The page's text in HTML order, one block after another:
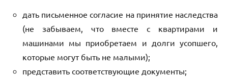
дать письменное согласие на принятие наследства
(не забываем, что вместе с квартирами и
машинами мы приобретаем и долги усопшего,
которые могут быть не малыми);
представить соответствующие документы;